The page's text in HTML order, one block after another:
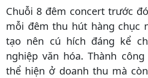
Chuỗi 8 đêm concert trước đó
mỗi đêm thu hút hàng chục
tạo nên cú hích đáng kể
nghiệp văn hóa. Thành
thể hiện ở doanh thu mà